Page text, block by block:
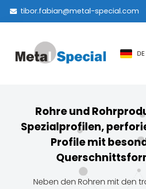
tibor.fabian@metal-special.com
DE
PT
KO
AR
Rohre und
Spezialprofilen,
Profile mit
Neben den Rohren mit den